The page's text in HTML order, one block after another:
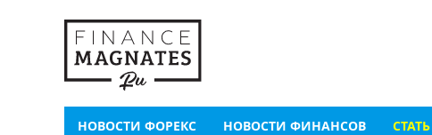
НОВОСТИ ФОРЕКС НОВОСТИ ФИНАНСОВ